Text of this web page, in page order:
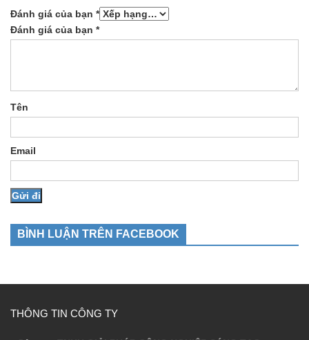
Đánh giá của bạn *
Đánh giá của bạn *
Tên
Email
BÌNH LUẬN TRÊN FACEBOOK
THÔNG TIN CÔNG TY